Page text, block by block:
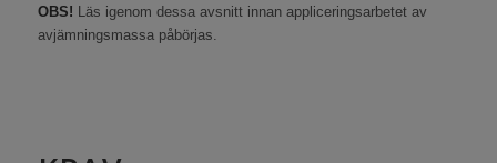
OBS! Läs igenom dessa avsnitt innan appliceringsarbetet av
avjämningsmassa påbörjas.